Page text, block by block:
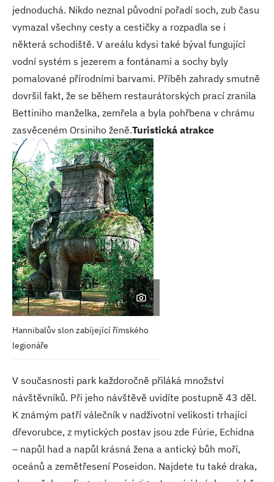
jednoduchá. Nikdo neznal původní pořadí soch, zub času
vymazal všechny cesty a cestičky a rozpadla se i
některá schodiště. V areálu kdysi také býval fungující
vodní systém s jezerem a fontánami a sochy byly
pomalované přírodními barvami. Příběh zahrady smutně
dovršil fakt, že se během restaurátorských prací zranila
Bettiniho manželka, zemřela a byla pohřbena v chrámu
zasvěceném Orsiniho ženě.Turistická atrakce
Hannibalův slon zabíjející římského
legionáře
V současnosti park každoročně přiláká množství
návštěvníků. Při jeho návštěvě uvidíte postupně 43 děl.
K známým patří válečník v nadživotní velikosti trhající
dřevorubce, z mytických postav jsou zde Fúrie, Echidna
– napůl had a napůl krásná žena a antický bůh moří,
oceánů a zemětřesení Poseidon. Najdete tu také draka,